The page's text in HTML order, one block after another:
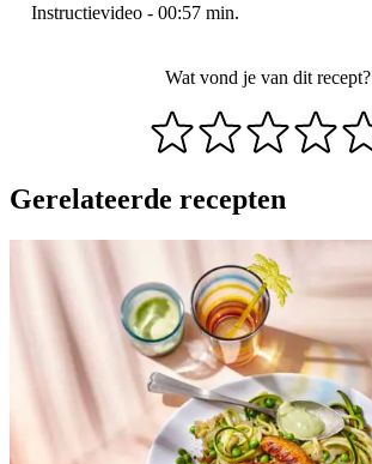
Instructievideo - 00:57 min.
Wat vond je van dit recept?
Gerelateerde recepten